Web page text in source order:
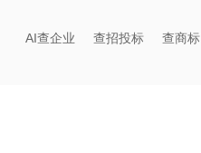
AI查企业 查招投标 查商标